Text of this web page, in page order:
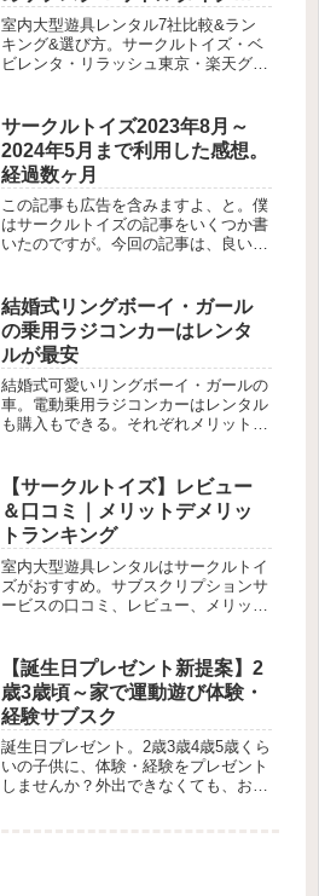
ス・ジムも
室内大型遊具レンタル7社比較&ラン
キング&選び方。サークルトイズ・ベ
ビレンタ・リラッシュ東京・楽天グッ
なら、リトルタイクス・ボーネルン
ド・滑り台・ジャングルジム・家庭用
エアー遊具など借り放題。自宅が公園
になる！子どもの遊びは大型遊具レン
タル。
サークルトイズ2023年8月～
2024年5月まで利用した感想。
経過数ヶ月
この記事も広告を含みますよ、と。僕
はサークルトイズの記事をいくつか書
いたのですが。今回の記事は、良いこ
者の目に入らないことを祈りながら記
事を書こうと思います。笑どうせ誰も
見...
結婚式リングボーイ・ガール
の乗用ラジコンカーはレンタ
ルが最安
結婚式可愛いリングボーイ・ガールの
車。電動乗用ラジコンカーはレンタル
も購入もできる。それぞれメリットデ
ベンツ・レクサス・オールドタイプ・
ランボルギーニ・アウディなどの電動
乗用玩具があり、使用後はプレゼント
や売るなど自由。
【サークルトイズ】レビュー
＆口コミ｜メリットデメリッ
トランキング
室内大型遊具レンタルはサークルトイ
ズがおすすめ。サブスクリプションサ
ービスの口コミ、レビュー、メリット
用ラジコン、プレイハウスなど。うち
の3歳の子どもが部屋で外出しなくて
も体を動かして遊んでいます。徒歩0
分おうちが公園。
【誕生日プレゼント新提案】2
歳3歳頃～家で運動遊び体験・
経験サブスク
誕生日プレゼント。2歳3歳4歳5歳くら
いの子供に、体験・経験をプレゼント
しませんか？外出できなくても、お家